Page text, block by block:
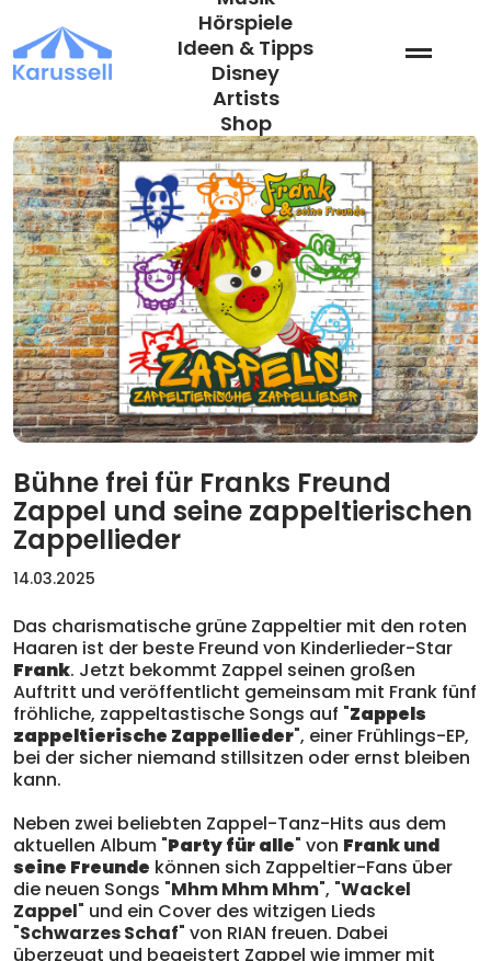
Inhalt
springen
Hörspiele
Ideen & Tipps
Disney
Artists
Shop
Bühne frei für Franks Freund
Zappel und seine zappeltierischen
Zappellieder
14.03.2025
Das charismatische grüne Zappeltier mit den roten
Haaren ist der beste Freund von Kinderlieder-Star
Frank. Jetzt bekommt Zappel seinen großen
Auftritt und veröffentlicht gemeinsam mit Frank fünf
fröhliche, zappeltastische Songs auf "Zappels
zappeltierische Zappellieder", einer Frühlings-EP,
bei der sicher niemand stillsitzen oder ernst bleiben
kann.
Neben zwei beliebten Zappel-Tanz-Hits aus dem
aktuellen Album "Party für alle" von Frank und
seine Freunde können sich Zappeltier-Fans über
die neuen Songs "Mhm Mhm Mhm", "Wackel
Zappel" und ein Cover des witzigen Lieds
"Schwarzes Schaf" von RIAN freuen. Dabei
überzeugt und begeistert Zappel wie immer mit